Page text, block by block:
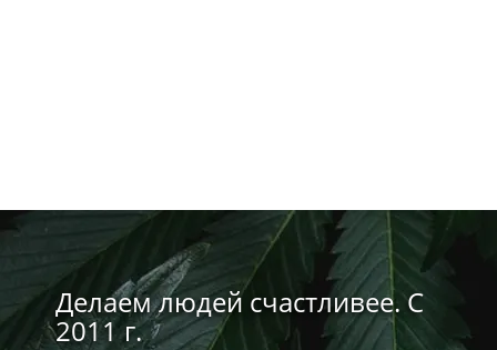
Делаем людей счастливее. С
2011 г.